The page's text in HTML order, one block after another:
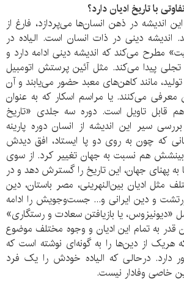
با تاریخ ادیان دارد؟
اندیشه در ذهن انسان‌ها می‌پردازد، فارغ از
اندیشه دینی در ذات انسان است. الیاده در
مطرح می‌کند که اندیشه دینی ادامه دارد و
پیدا می‌کند. مثل آئین پرستش اتومبیل
مانند کاهن‌های معبد حضور می‌یابند و آن
معرفی می‌کنند. یا مراسم اسکار که به عنوان
قابل تاویل است. دوره سه جلدی «تاریخ
سیر این اندیشه از انسان دوره پارینه
که چون به روی دو پا ایستاد، افق دیدش
هم نسبت به جهان تغییر کرد. از سوی
به پهنای جهان، این تاریخ را گسترش دهد و در
مثل ادیان بین‌النهرینی، مصر باستان، دین
زرتشت و دین ایرانی و... جست‌وجویش را ادامه
«دیونیزوس، یا بازیافتن سعادت و رستگاری»
آن قدر به تمام این ادیان و وجوه مختلف موضوع
هریک از دین‌ها را به گونه‌ای نوشته است که
دارد. درحالی که الیاده خودش را یک فرد
خاصی وفادار نیست.